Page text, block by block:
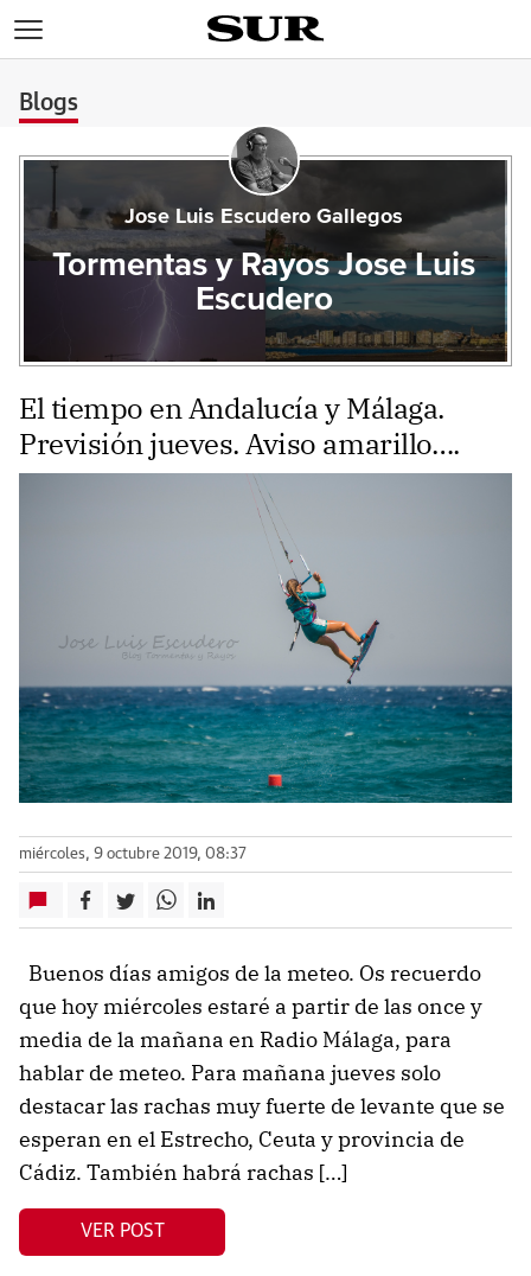
Blogs
Jose Luis Escudero Gallegos
Tormentas y Rayos Jose Luis
Escudero
El tiempo en Andalucía y Málaga.
Previsión jueves. Aviso amarillo….
miércoles, 9 octubre 2019, 08:37
Buenos días amigos de la meteo. Os recuerdo
que hoy miércoles estaré a partir de las once y
media de la mañana en Radio Málaga, para
hablar de meteo. Para mañana jueves solo
destacar las rachas muy fuerte de levante que se
esperan en el Estrecho, Ceuta y provincia de
Cádiz. También habrá rachas […]
VER POST